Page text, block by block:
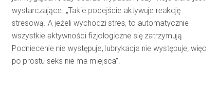
wystarczające. „Takie podejście aktywuje reakcję
stresową. A jeżeli wychodzi stres, to automatycznie
wszystkie aktywności fizjologiczne się zatrzymują.
Podniecenie nie występuje, lubrykacja nie występuje, więc
po prostu seks nie ma miejsca”.